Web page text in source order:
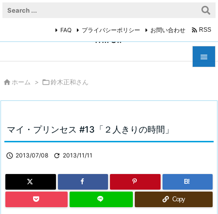
miroir



FAQ プライバシーポリシー お問い合わせ  RSS
 ホーム > 鈴木正和さん
マイ・プリンセス #13「２人きりの時間」
 2013/07/08  2013/11/11
B!
Copy